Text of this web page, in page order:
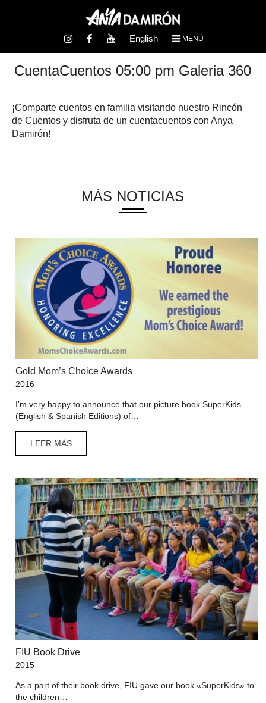
English MENÚ
CuentaCuentos 05:00 pm Galeria 360
¡Comparte cuentos en familia visitando nuestro Rincón
de Cuentos y disfruta de un cuentacuentos con Anya
Damirón!
MÁS NOTICIAS
Gold Mom’s Choice Awards
2016
I’m very happy to announce that our picture book SuperKids
(English & Spanish Editions) of…
LEER MÁS
FIU Book Drive
2015
As a part of their book drive, FIU gave our book «SuperKids» to
the children…